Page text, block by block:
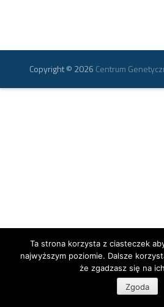
Copyright © 2026 Centrum
Ta strona korzysta z ciasteczek
najwyższym poziomie. Dalsze
że zgadzasz się na
Zgoda